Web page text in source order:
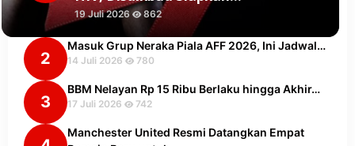
19 Juli 2026 862
2
Masuk Grup Neraka Piala AFF 2026, Ini Jadwal…
14 Juli 2026 780
3
BBM Nelayan Rp 15 Ribu Berlaku hingga Akhir…
17 Juli 2026 742
Manchester United Resmi Datangkan Empat